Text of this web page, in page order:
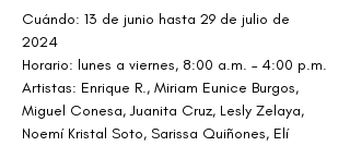
Cuándo: 13 de junio hasta 29 de julio de
2024
Horario: lunes a viernes, 8:00 a.m. – 4:00 p.m.
Artistas: Enrique R., Miriam Eunice Burgos,
Miguel Conesa, Juanita Cruz, Lesly Zelaya,
Noemí Kristal Soto, Sarissa Quiñones, Elí